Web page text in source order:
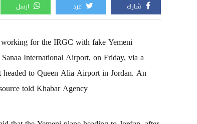
شارك غرد ارسل
for the‎ IRGC with fake Yemeni
International Airport, on Friday, via a
to Queen Alia Airport in Jordan. An
told Khabar Agency.